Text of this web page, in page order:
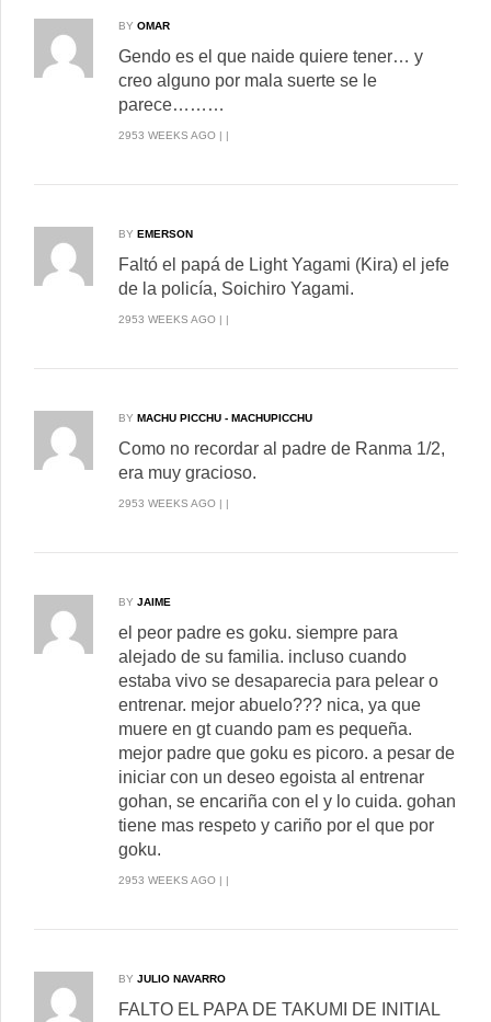
BY OMAR
Gendo es el que naide quiere tener… y
creo alguno por mala suerte se le
parece………
2953 WEEKS AGO | |
BY EMERSON
Faltó el papá de Light Yagami (Kira) el jefe
de la policía, Soichiro Yagami.
2953 WEEKS AGO | |
BY MACHU PICCHU - MACHUPICCHU
Como no recordar al padre de Ranma 1/2,
era muy gracioso.
2953 WEEKS AGO | |
BY JAIME
el peor padre es goku. siempre para
alejado de su familia. incluso cuando
estaba vivo se desaparecia para pelear o
entrenar. mejor abuelo??? nica, ya que
muere en gt cuando pam es pequeña.
mejor padre que goku es picoro. a pesar de
iniciar con un deseo egoista al entrenar
gohan, se encariña con el y lo cuida. gohan
tiene mas respeto y cariño por el que por
goku.
2953 WEEKS AGO | |
BY JULIO NAVARRO
FALTO EL PAPA DE TAKUMI DE INITIAL